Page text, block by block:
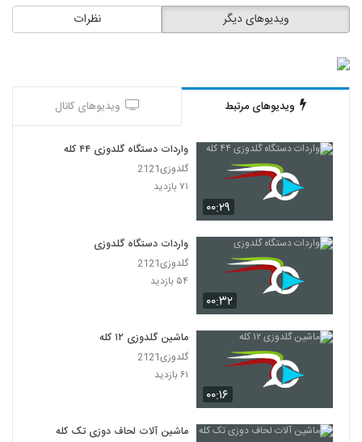
نظرات ویدیوهای دیگر
ویدیوهای مرتبط ویدیوهای کانال
۰۰:۲۹
واردات دستگاه گلدوزی ۴۴ کله
گلدوزی2121
۷۱ بازدید
۰۰:۳۲
واردات دستگاه گلدوزی
گلدوزی2121
۵۴ بازدید
۰۰:۱۶
ماشین گلدوزی ۱۲ کله
گلدوزی2121
۶۱ بازدید
ماشین آلات لحاف دوزی تک کله